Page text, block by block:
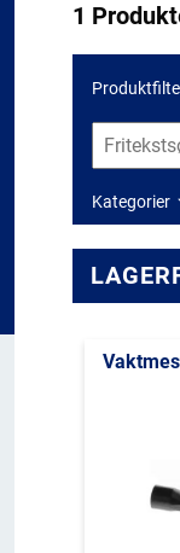
1
Kategorier